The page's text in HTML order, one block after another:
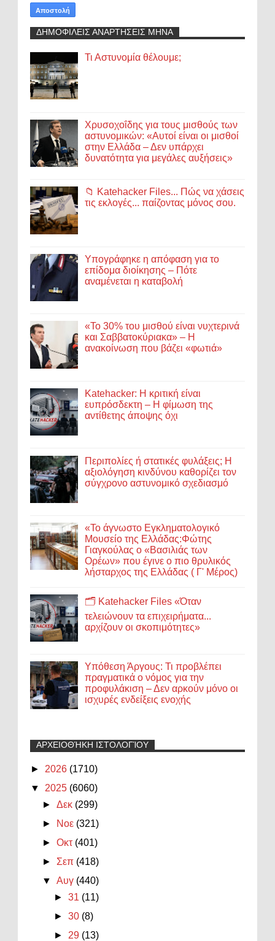
ΔΗΜΟΦΙΛΕΙΣ ΑΝΑΡΤΗΣΕΙΣ ΜΗΝΑ
Τι Αστυνομία θέλουμε;
Χρυσοχοΐδης για τους μισθούς των
αστυνομικών: «Αυτοί είναι οι μισθοί
στην Ελλάδα – Δεν υπάρχει
δυνατότητα για μεγάλες αυξήσεις»
📁 Katehacker Files... Πώς να χάσεις
τις εκλογές... παίζοντας μόνος σου.
Υπογράφηκε η απόφαση για το
επίδομα διοίκησης – Πότε
αναμένεται η καταβολή
«Το 30% του μισθού είναι νυχτερινά
και Σαββατοκύριακα» – Η
ανακοίνωση που βάζει «φωτιά»
Katehacker: Η κριτική είναι
ευπρόσδεκτη – Η φίμωση της
αντίθετης άποψης όχι
Περιπολίες ή στατικές φυλάξεις; Η
αξιολόγηση κινδύνου καθορίζει τον
σύγχρονο αστυνομικό σχεδιασμό
«Το άγνωστο Εγκληματολογικό
Μουσείο της Ελλάδας:Φώτης
Γιαγκούλας ο «Βασιλιάς των
Ορέων» που έγινε ο πιο θρυλικός
λήσταρχος της Ελλάδας ( Γ' Μέρος)
🗂️ Katehacker Files «Όταν
τελειώνουν τα επιχειρήματα...
αρχίζουν οι σκοπιμότητες»
Υπόθεση Άργους: Τι προβλέπει
πραγματικά ο νόμος για την
προφυλάκιση – Δεν αρκούν μόνο οι
ισχυρές ενδείξεις ενοχής
ΑΡΧΕΙΟΘΉΚΗ ΙΣΤΟΛΟΓΊΟΥ
► 2026 (1710)
▼ 2025 (6060)
►Δεκ (299)
►
Νοε (321)
►Οκτ (401)
► Σεπ (418)
▼Αυγ (440)
►31 (11)
►30 (8)
► 29 (13)